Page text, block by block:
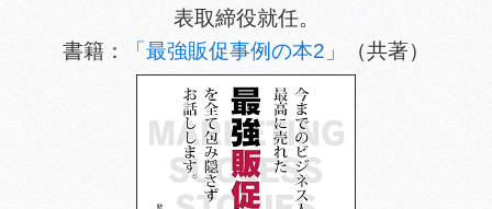
表取締役就任。
書籍：
「最強販促事例の本2」 （共著）